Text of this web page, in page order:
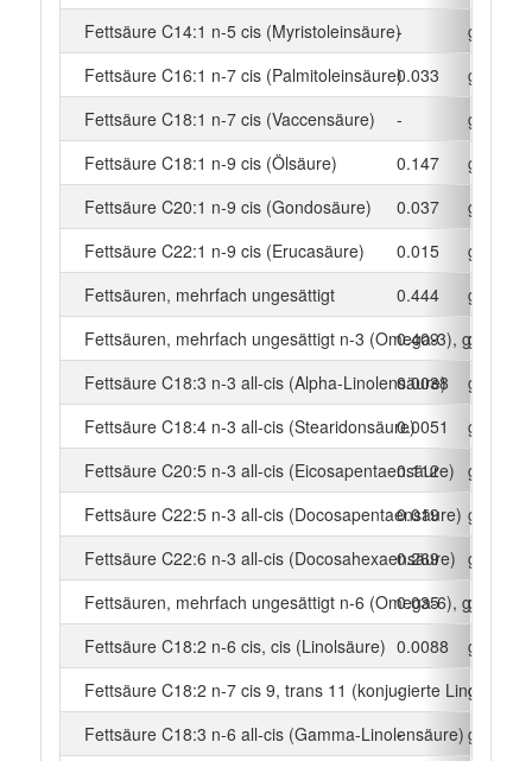
Fettsäure C14:1 n-5 cis (Myristoleinsäure)-
g
Fettsäure C16:1 n-7 cis (Palmitoleinsäure)0.033
g
Fettsäure C18:1 n-7 cis (Vaccensäure)
-
g
Fettsäure C18:1 n-9 cis (Ölsäure)
0.147
g
Fettsäure C20:1 n-9 cis (Gondosäure)
0.037
g
Fettsäure C22:1 n-9 cis (Erucasäure)
0.015
g
Fettsäuren, mehrfach ungesättigt
0.444
g
Fettsäuren, mehrfach ungesättigt n-3 (Omega-3), gesamt
0.409
g
Fettsäure C18:3 n-3 all-cis (Alpha-Linolensäure)
0.0038
g
Fettsäure C18:4 n-3 all-cis (Stearidonsäure)0.0051
g
Fettsäure C20:5 n-3 all-cis (Eicosapentaensäure)
0.112
g
Fettsäure C22:5 n-3 all-cis (Docosapentaensäure)
0.019
g
Fettsäure C22:6 n-3 all-cis (Docosahexaensäure)
0.269
g
Fettsäuren, mehrfach ungesättigt n-6 (Omega-6), gesamt
0.035
g
Fettsäure C18:2 n-6 cis, cis (Linolsäure) 0.0088
g
Fettsäure C18:2 n-7 cis 9, trans 11 (konjugierte Linolsäure)
-
g
Fettsäure C18:3 n-6 all-cis (Gamma-Linolensäure)
-
g